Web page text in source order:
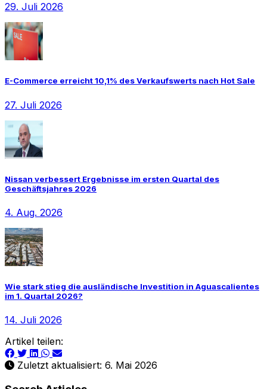
29. Juli 2026
E-Commerce erreicht 10,1% des Verkaufswerts nach Hot Sale
27. Juli 2026
Nissan verbessert Ergebnisse im ersten Quartal des
Geschäftsjahres 2026
4. Aug. 2026
Wie stark stieg die ausländische Investition in Aguascalientes
im 1. Quartal 2026?
14. Juli 2026
Artikel teilen:
Zuletzt aktualisiert: 6. Mai 2026